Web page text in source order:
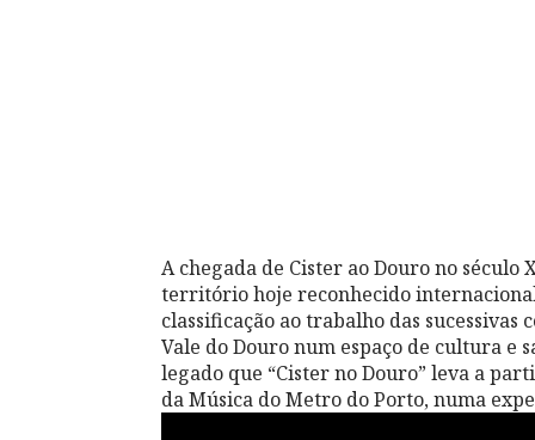
A chegada de Cister ao Douro no
território hoje reconhecido
classificação ao trabalho das
Vale do Douro num espaço de cultura e
legado que “Cister no Douro” leva a
da Música do Metro do Porto, numa